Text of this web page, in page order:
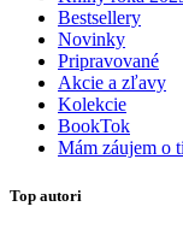
Bestsellery
Novinky
Pripravované
Akcie a zľavy
Kolekcie
BookTok
Mám záujem o
Top autori